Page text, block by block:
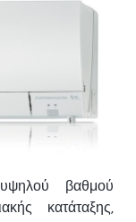
υψηλού βαθμού
κατάταξης,